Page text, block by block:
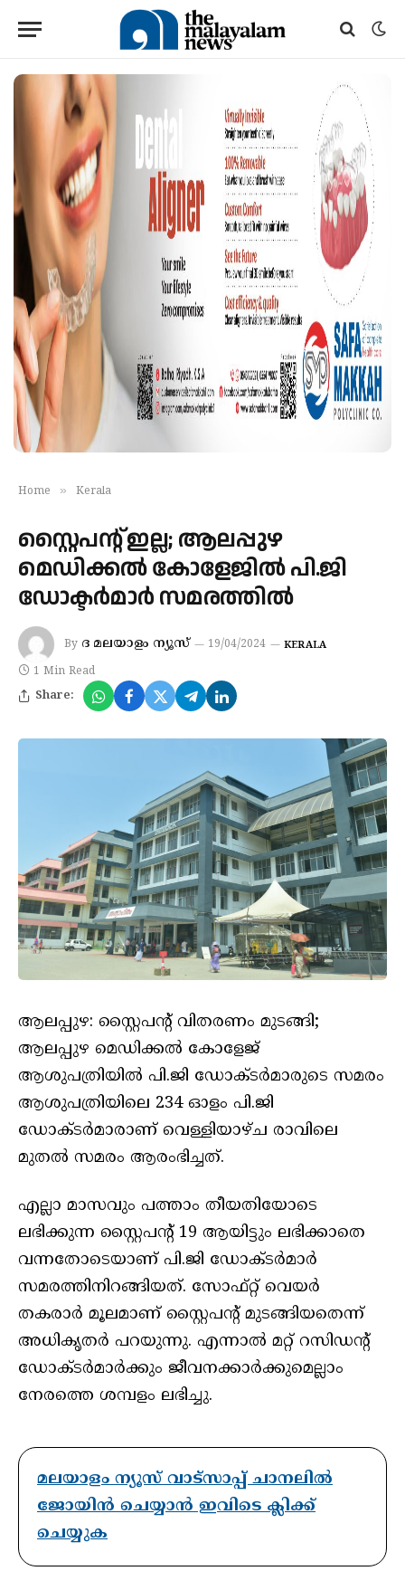
Home » Kerala
സ്റ്റൈപന്റ് ഇല്ല; ആലപ്പുഴ
മെഡിക്കൽ കോളേജിൽ പി.ജി
ഡോക്ടർമാർ സമരത്തിൽ
By ദ മലയാളം ന്യൂസ് 19/04/2024 KERALA
1 Min Read
Share:
ആലപ്പുഴ: സ്റ്റൈപന്റ് വിതരണം മുടങ്ങി;
ആലപ്പുഴ മെഡിക്കൽ കോളേജ്
ആശുപത്രിയിൽ പി.ജി ഡോക്ടർമാരുടെ സമരം
ആശുപത്രിയിലെ 234 ഓളം പി.ജി
ഡോക്ടർമാരാണ് വെള്ളിയാഴ്ച രാവിലെ
മുതൽ സമരം ആരംഭിച്ചത്.
എല്ലാ മാസവും പത്താം തീയതിയോടെ
ലഭിക്കുന്ന സ്റ്റൈപൻ്റ് 19 ആയിട്ടും ലഭിക്കാതെ
വന്നതോടെയാണ് പി.ജി ഡോക്ടർമാർ
സമരത്തിനിറങ്ങിയത്. സോഫ്റ്റ് വെയർ
തകരാർ മൂലമാണ് സ്റ്റൈപൻ്റ് മുടങ്ങിയതെന്ന്
അധികൃതർ പറയുന്നു. എന്നാൽ മറ്റ് റസിഡൻ്റ്
ഡോക്ടർമാർക്കും ജീവനക്കാർക്കുമെല്ലാം
നേരത്തെ ശമ്പളം ലഭിച്ചു.
മലയാളം ന്യൂസ് വാട്സാപ്പ് ചാനലിൽ
ജോയിൻ ചെയ്യാൻ ഇവിടെ ക്ലിക്ക്
ചെയ്യുക